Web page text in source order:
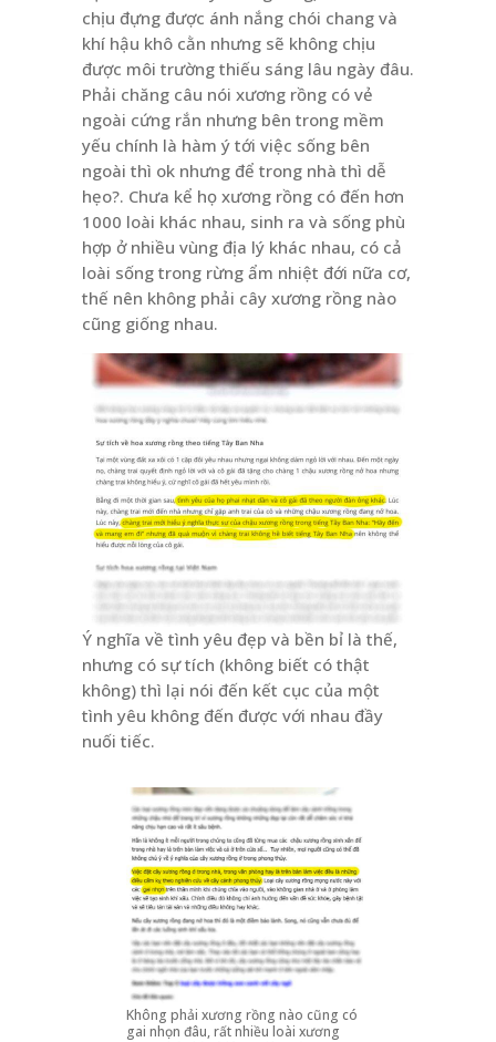
chịu đựng được ánh nắng chói chang và
khí hậu khô cằn nhưng sẽ không chịu
được môi trường thiếu sáng lâu ngày đâu.
Phải chăng câu nói xương rồng có vẻ
ngoài cứng rắn nhưng bên trong mềm
yếu chính là hàm ý tới việc sống bên
ngoài thì ok nhưng để trong nhà thì dễ
hẹo?. Chưa kể họ xương rồng có đến hơn
1000 loài khác nhau, sinh ra và sống phù
hợp ở nhiều vùng địa lý khác nhau, có cả
loài sống trong rừng ẩm nhiệt đới nữa cơ,
thế nên không phải cây xương rồng nào
cũng giống nhau.
Ý nghĩa về tình yêu đẹp và bền bỉ là thế,
nhưng có sự tích (không biết có thật
không) thì lại nói đến kết cục của một
tình yêu không đến được với nhau đầy
nuối tiếc.
Không phải xương rồng nào cũng có
gai nhọn đâu, rất nhiều loài xương